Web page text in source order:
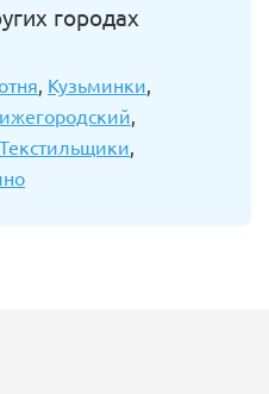
городах
Кузьминки
Текстильщики